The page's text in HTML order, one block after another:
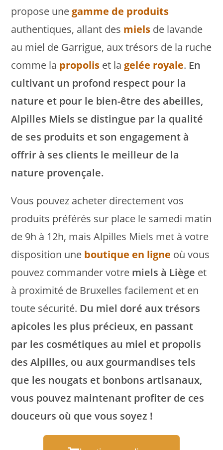
propose unegamme de produits
authentiques, allant des miels de lavande
au miel de Garrigue, aux trésors de la ruche
comme la propolis et lagelée royale. En
cultivant un profond respect pour la
nature et pour le bien-être des abeilles,
Alpilles Miels se distingue par la qualité
de ses produits et son engagement à
offrir à ses clients le meilleur de la
nature provençale.
Vous pouvez acheter directement vos
produits préférés sur place le samedi matin
de 9h à 12h, mais Alpilles Miels met à votre
disposition une boutique en ligne où vous
pouvez commander votre miels à Liège et
à proximité de Bruxelles facilement et en
toute sécurité. Du miel doré aux trésors
apicoles les plus précieux, en passant
par les cosmétiques au miel et propolis
des Alpilles, ou aux gourmandises tels
que les nougats et bonbons artisanaux,
vous pouvez maintenant profiter de ces
douceurs où que vous soyez !